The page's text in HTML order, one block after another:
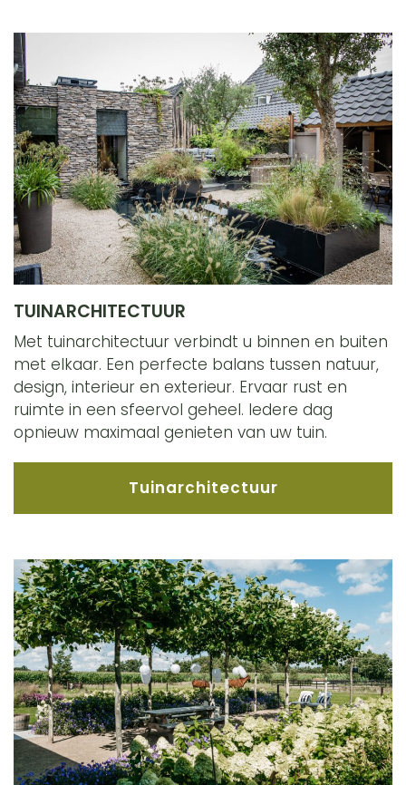
TUINARCHITECTUUR
Met tuinarchitectuur verbindt u binnen en buiten
met elkaar. Een perfecte balans tussen natuur,
design, interieur en exterieur. Ervaar rust en
ruimte in een sfeervol geheel. Iedere dag
opnieuw maximaal genieten van uw tuin.
Tuinarchitectuur